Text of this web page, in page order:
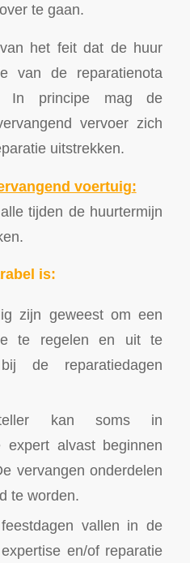
te gaan.
het feit dat de huur
van de reparatienota
In principe mag de
vervoer zich
uitstrekken.
voertuig:
tijden de huurtermijn
is:
zijn geweest om een
te regelen en uit te
de reparatiedagen
kan soms in
alvast beginnen
vervangen onderdelen
te worden.
vallen in de
en/of reparatie